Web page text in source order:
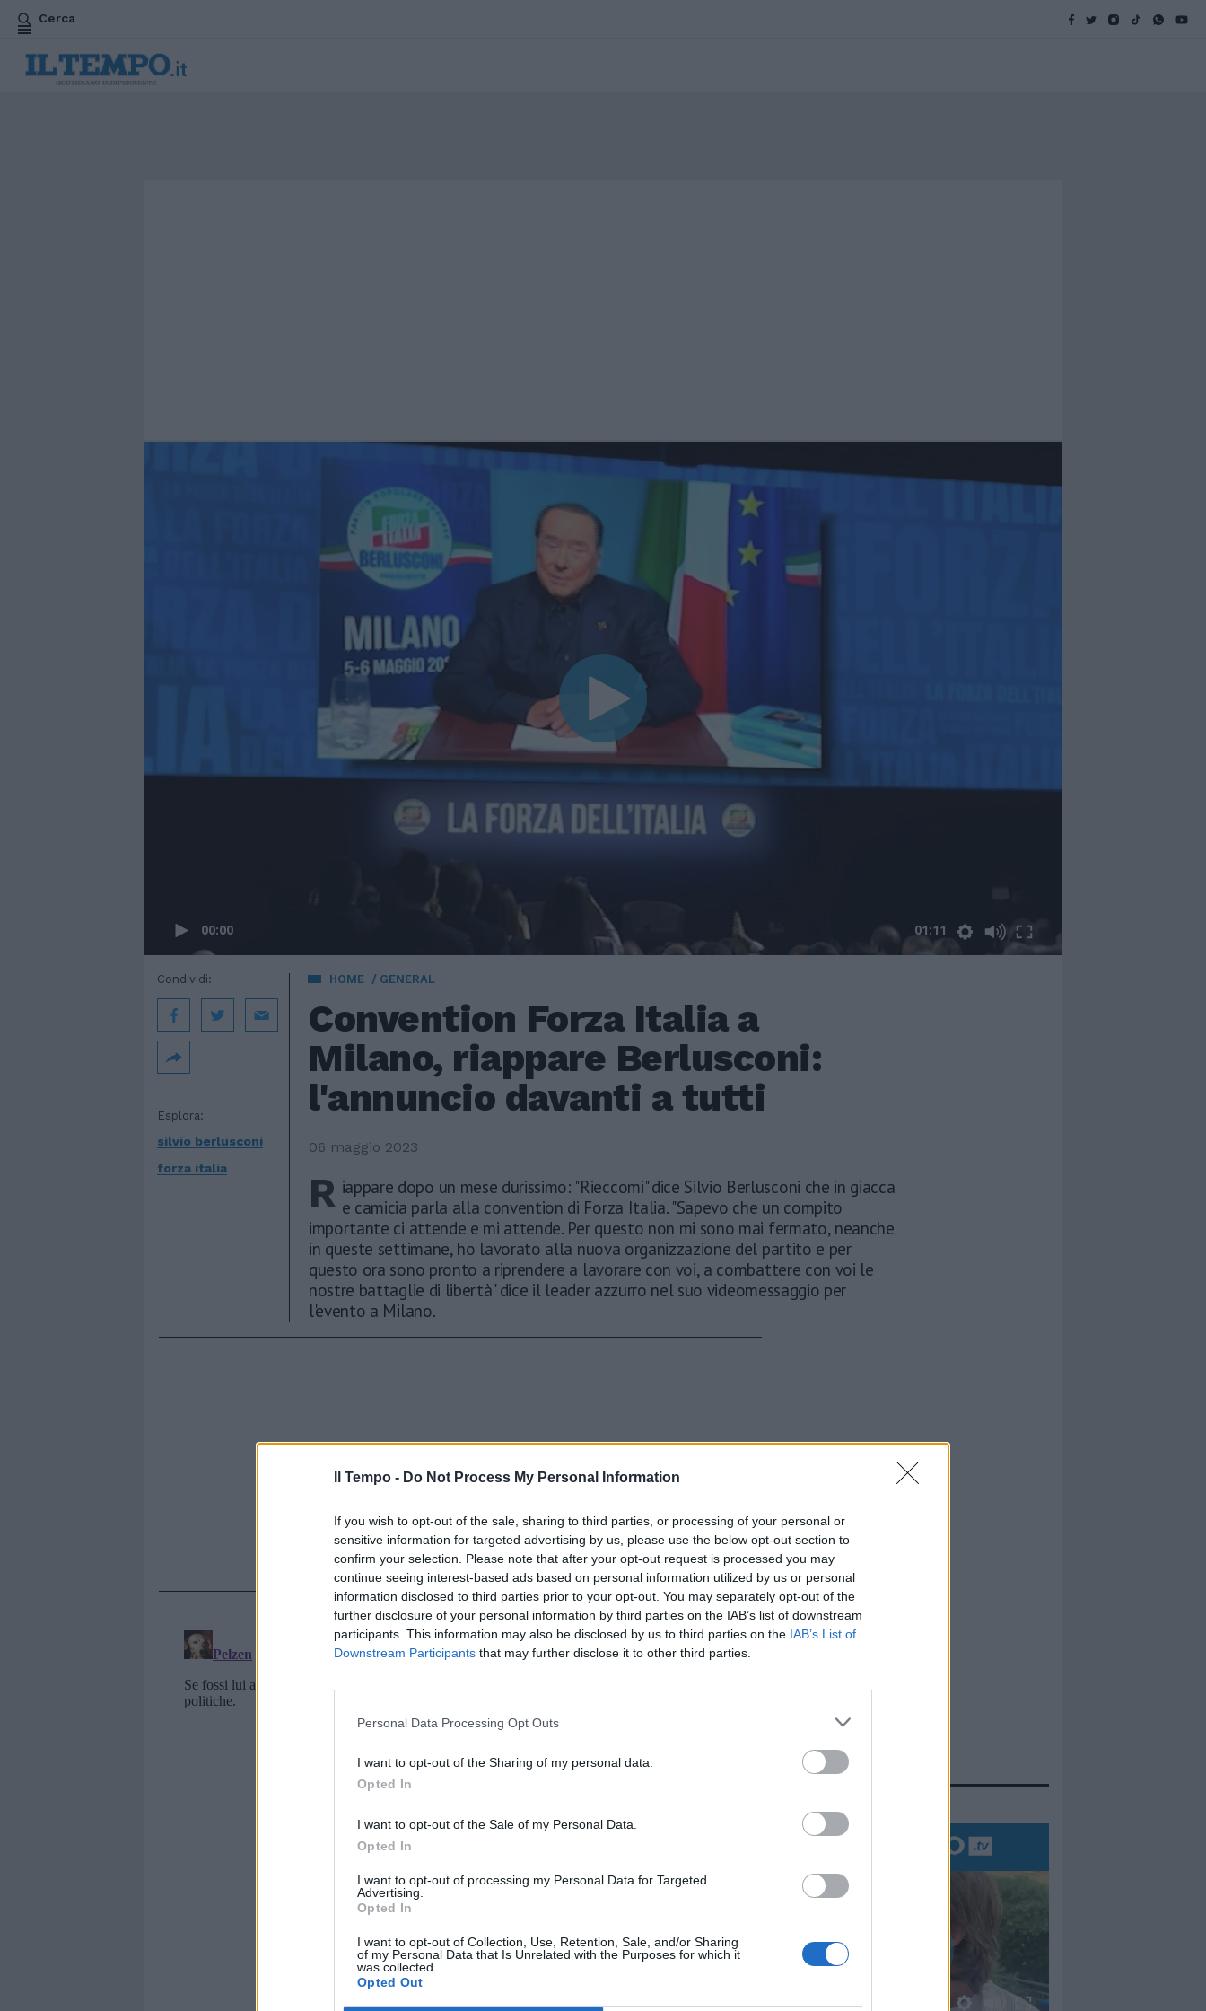
Il Tempo - Do Not Process My Personal Information
If you wish to opt-out of the sale, sharing to third parties, or processing of your personal or
sensitive information for targeted advertising by us, please use the below opt-out section to
confirm your selection. Please note that after your opt-out request is processed you may
continue seeing interest-based ads based on personal information utilized by us or personal
information disclosed to third parties prior to your opt-out. You may separately opt-out of the
further disclosure of your personal information by third parties on the IAB’s list of downstream
participants. This information may also be disclosed by us to third parties on the IAB’s List of
Downstream Participants that may further disclose it to other third parties.
Personal Data Processing Opt Outs
I want to opt-out of the Sharing of my personal data.
Opted In
I want to opt-out of the Sale of my Personal Data.
Opted In
I want to opt-out of processing my Personal Data for Targeted
Advertising.
Opted In
I want to opt-out of Collection, Use, Retention, Sale, and/or Sharing
of my Personal Data that Is Unrelated with the Purposes for which it
was collected.
Opted Out
Cerca
00:00 01:11
HOME GENERAL
Convention Forza Italia a
Milano, riappare Berlusconi:
l'annuncio davanti a tutti
06 maggio 2023
Esplora:
silvio berlusconi
forza italia
Condividi:
R iappare dopo un mese durissimo: "Rieccomi" dice Silvio Berlusconi che in giacca
e camicia parla alla convention di Forza Italia. "Sapevo che un compito
importante ci attende e mi attende. Per questo non mi sono mai fermato, neanche
in queste settimane, ho lavorato alla nuova organizzazione del partito e per
questo ora sono pronto a riprendere a lavorare con voi, a combattere con voi le
nostre battaglie di libertà" dice il leader azzurro nel suo videomessaggio per
l'evento a Milano.